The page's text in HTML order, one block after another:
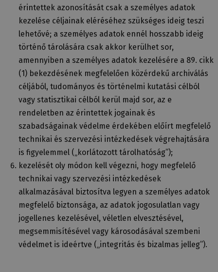
érintettek azonosítását csak a személyes adatok
kezelése céljainak eléréséhez szükséges ideig teszi
lehetővé; a személyes adatok ennél hosszabb ideig
történő tárolására csak akkor kerülhet sor,
amennyiben a személyes adatok kezelésére a 89. cikk
(1) bekezdésének megfelelően közérdekű archiválás
céljából, tudományos és történelmi kutatási célból
vagy statisztikai célból kerül majd sor, az e
rendeletben az érintettek jogainak és
szabadságainak védelme érdekében előírt megfelelő
technikai és szervezési intézkedések végrehajtására
is figyelemmel („korlátozott tárolhatóság”);
kezelését oly módon kell végezni, hogy megfelelő
technikai vagy szervezési intézkedések
alkalmazásával biztosítva legyen a személyes adatok
megfelelő biztonsága, az adatok jogosulatlan vagy
jogellenes kezelésével, véletlen elvesztésével,
megsemmisítésével vagy károsodásával szembeni
védelmet is ideértve („integritás és bizalmas jelleg”).